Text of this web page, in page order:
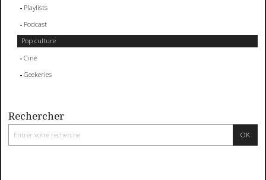
Playlists
Podcast
Pop culture
Ciné
Geekeries
Rechercher